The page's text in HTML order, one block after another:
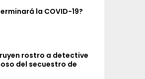
la COVID-19?
rostro a detective
del secuestro de